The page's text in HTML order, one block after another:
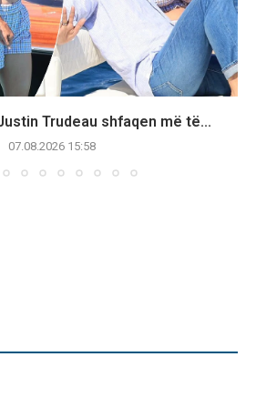
Trudeau shfaqen më të...
07.08.2026 15:58